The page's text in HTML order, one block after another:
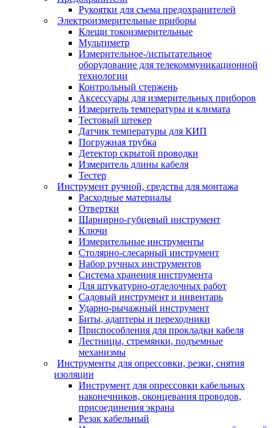
Рукоятки для съема предохранителей
Электроизмерительные приборы
Клещи токоизмерительные
Мультиметр
Измерительное-/испытательное
оборудование для телекоммуникационной
технологии
Контрольный стержень
Аксессуары для измерительных приборов
Измеритель температуры и климата
Тестовый штекер
Датчик температуры для КИП
Погружная трубка
Детектор скрытой проводки
Измеритель длины кабеля
Тестер
Инструмент ручной, средства для монтажа
Расходные материалы
Отвертки
Шарнирно-губцевый инструмент
Ключи
Измерительные инструменты
Столярно-слесарный инструмент
Набор ручных инструментов
Система хранения инструмента
Для штукатурно-отделочных работ
Садовый инструмент и инвентарь
Ударно-рычажный инструмент
Биты, адаптеры и переходники
Приспособления для прокладки кабеля
Лестницы, стремянки, подъемные
механизмы
Инструменты для опрессовки, резки, снятия
изоляции
Инструмент для опрессовки кабельных
наконечников, оконцевания проводов,
присоединения экрана
Резак кабельный